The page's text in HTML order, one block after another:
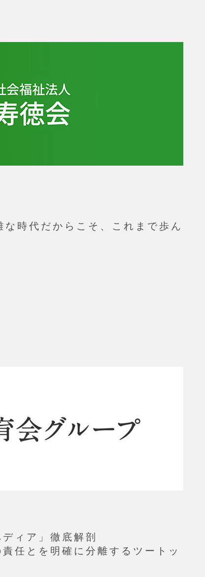
時代だからこそ、これまで歩ん
ィア」徹底解剖
任とを明確に分離するツートッ